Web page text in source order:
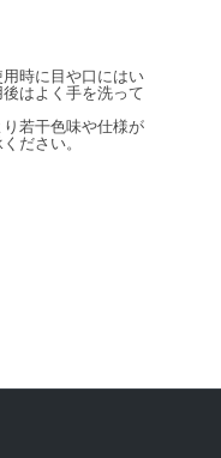
時に目や口にはい
はよく手を洗って
若干色味や仕様が
ださい。